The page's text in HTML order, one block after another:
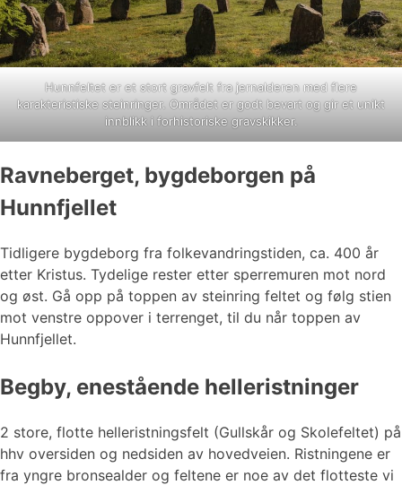
Hunnfeltet er et stort gravfelt fra jernalderen med flere
karakteristiske steinringer. Området er godt bevart og gir et unikt
innblikk i forhistoriske gravskikker.
Ravneberget, bygdeborgen på
Hunnfjellet
Tidligere bygdeborg fra folkevandringstiden, ca. 400 år
etter Kristus. Tydelige rester etter sperremuren mot nord
og øst. Gå opp på toppen av steinring feltet og følg stien
mot venstre oppover i terrenget, til du når toppen av
Hunnfjellet.
Begby, enestående helleristninger
2 store, flotte helleristningsfelt (Gullskår og Skolefeltet) på
hhv oversiden og nedsiden av hovedveien. Ristningene er
fra yngre bronsealder og feltene er noe av det flotteste vi